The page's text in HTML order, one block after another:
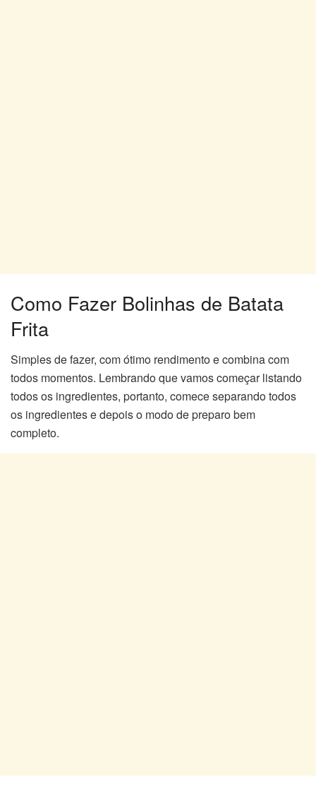
Como Fazer Bolinhas de Batata
Frita
Simples de fazer, com ótimo rendimento e combina com
todos momentos. Lembrando que vamos começar listando
todos os ingredientes, portanto, comece separando todos
os ingredientes e depois o modo de preparo bem
completo.